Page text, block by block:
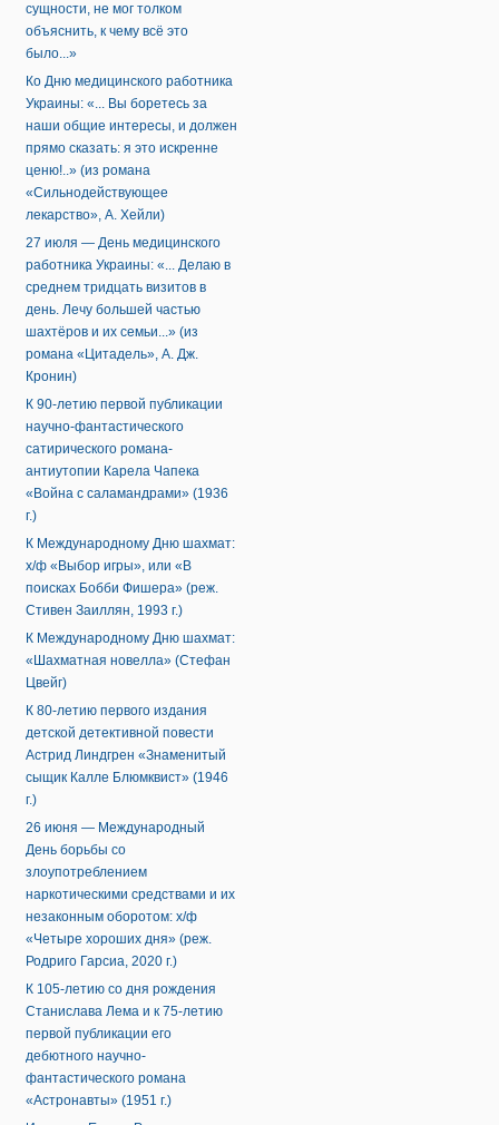
сущности, не мог толком
объяснить, к чему всё это
было...»
Ко Дню медицинского работника
Украины: «... Вы боретесь за
наши общие интересы, и должен
прямо сказать: я это искренне
ценю!..» (из романа
«Сильнодействующее
лекарство», А. Хейли)
27 июля — День медицинского
работника Украины: «... Делаю в
среднем тридцать визитов в
день. Лечу большей частью
шахтёров и их семьи...» (из
романа «Цитадель», А. Дж.
Кронин)
К 90-летию первой публикации
научно-фантастического
сатирического романа-
антиутопии Карела Чапека
«Война с саламандрами» (1936
г.)
К Международному Дню шахмат:
х/ф «Выбор игры», или «В
поисках Бобби Фишера» (реж.
Стивен Заиллян, 1993 г.)
К Международному Дню шахмат:
«Шахматная новелла» (Стефан
Цвейг)
К 80-летию первого издания
детской детективной повести
Астрид Линдгрен «Знаменитый
сыщик Калле Блюмквист» (1946
г.)
26 июня — Международный
День борьбы со
злоупотреблением
наркотическими средствами и их
незаконным оборотом: х/ф
«Четыре хороших дня» (реж.
Родриго Гарсиа, 2020 г.)
К 105-летию со дня рождения
Станислава Лема и к 75-летию
первой публикации его
дебютного научно-
фантастического романа
«Астронавты» (1951 г.)